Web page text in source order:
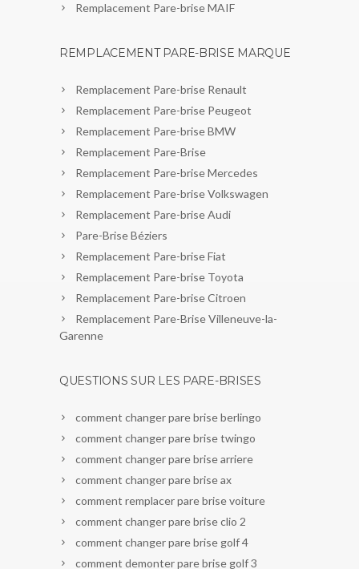
Remplacement Pare-brise MAIF
REMPLACEMENT PARE-BRISE MARQUE
Remplacement Pare-brise Renault
Remplacement Pare-brise Peugeot
Remplacement Pare-brise BMW
Remplacement Pare-Brise
Remplacement Pare-brise Mercedes
Remplacement Pare-brise Volkswagen
Remplacement Pare-brise Audi
Pare-Brise Béziers
Remplacement Pare-brise Fiat
Remplacement Pare-brise Toyota
Remplacement Pare-brise Citroen
Remplacement Pare-Brise Villeneuve-la-
Garenne
QUESTIONS SUR LES PARE-BRISES
comment changer pare brise berlingo
comment changer pare brise twingo
comment changer pare brise arriere
comment changer pare brise ax
comment remplacer pare brise voiture
comment changer pare brise clio 2
comment changer pare brise golf 4
comment demonter pare brise golf 3